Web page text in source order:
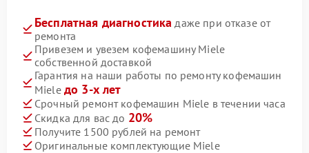
Бесплатная диагностика даже при отказе от
ремонта
Привезем и увезем кофемашину Miele
собственной доставкой
Гарантия на наши работы по ремонту кофемашин
Miele до 3-х лет
Срочный ремонт кофемашин Miele в течении часа
Скидка для вас до 20%
Получите 1500 рублей на ремонт
Оригинальные комплектующие Miele